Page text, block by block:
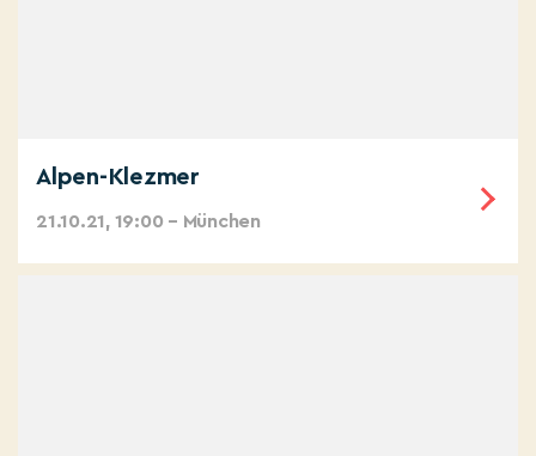
Alpen-Klezmer
21.10.21, 19:00 – München